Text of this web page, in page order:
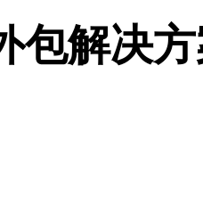
包解决